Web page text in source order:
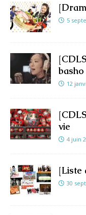
5
basho
12
vie
4 juin
[Liste
30